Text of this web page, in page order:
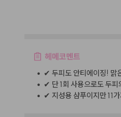
헤메코멘트
• ✔︎ 두피도 안티에이징! 맑
• ✔︎ 단 1회 사용으로도 두
• ✔︎ 지성용 샴푸이지만 11